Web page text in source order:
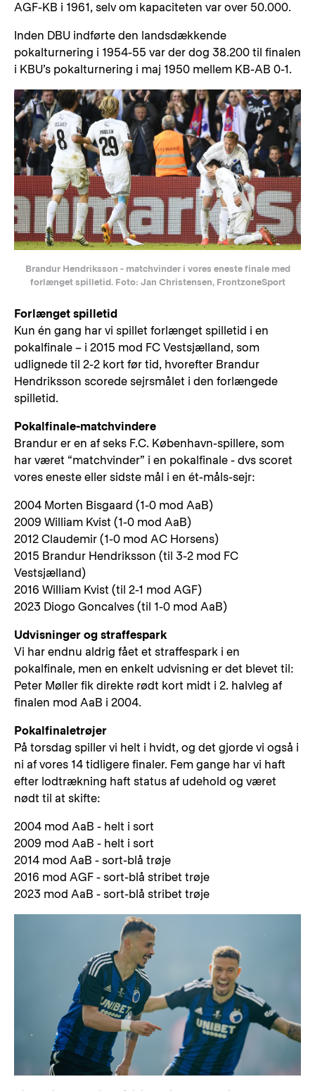
AGF-KB i 1961, selv om kapaciteten var over 50.000.
Inden DBU indførte den landsdækkende
pokalturnering i 1954-55 var der dog 38.200 til finalen
i KBU’s pokalturnering i maj 1950 mellem KB-AB 0-1.
Brandur Hendriksson - matchvinder i vores eneste finale med
forlænget spilletid. Foto: Jan Christensen, FrontzoneSport
Forlænget spilletid
Kun én gang har vi spillet forlænget spilletid i en
pokalfinale – i 2015 mod FC Vestsjælland, som
udlignede til 2-2 kort før tid, hvorefter Brandur
Hendriksson scorede sejrsmålet i den forlængede
spilletid.
Pokalfinale-matchvindere
Brandur er en af seks F.C. København-spillere, som
har været “matchvinder” i en pokalfinale - dvs scoret
vores eneste eller sidste mål i en ét-måls-sejr:
2004 Morten Bisgaard (1-0 mod AaB)
2009 William Kvist (1-0 mod AaB)
2012 Claudemir (1-0 mod AC Horsens)
2015 Brandur Hendriksson (til 3-2 mod FC
Vestsjælland)
2016 William Kvist (til 2-1 mod AGF)
2023 Diogo Goncalves (til 1-0 mod AaB)
Udvisninger og straffespark
Vi har endnu aldrig fået et straffespark i en
pokalfinale, men en enkelt udvisning er det blevet til:
Peter Møller fik direkte rødt kort midt i 2. halvleg af
finalen mod AaB i 2004.
Pokalfinaletrøjer
På torsdag spiller vi helt i hvidt, og det gjorde vi også i
ni af vores 14 tidligere finaler. Fem gange har vi haft
efter lodtrækning haft status af udehold og været
nødt til at skifte:
2004 mod AaB - helt i sort
2009 mod AaB - helt i sort
2014 mod AaB - sort-blå trøje
2016 mod AGF - sort-blå stribet trøje
2023 mod AaB - sort-blå stribet trøje